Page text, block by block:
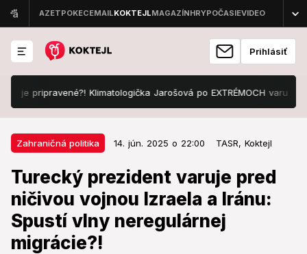
Prihlásiť
pripravené?! Klimatologička Jarošová po EXTRÉMOCH varuje: My
Zahraničná politika 14. jún. 2025 o 22:00 TASR, Koktejl
Turecký prezident varuje pred
ničivou vojnou Izraela a Iránu:
Spustí vlny neregulárnej
migrácie?!
Zahraničná politika 14. jún. 2025 o 22:00
Turecký prezident varuje pred
ničivou vojnou Izraela a Iránu:
Spustí vlny neregulárnej
migrácie?!